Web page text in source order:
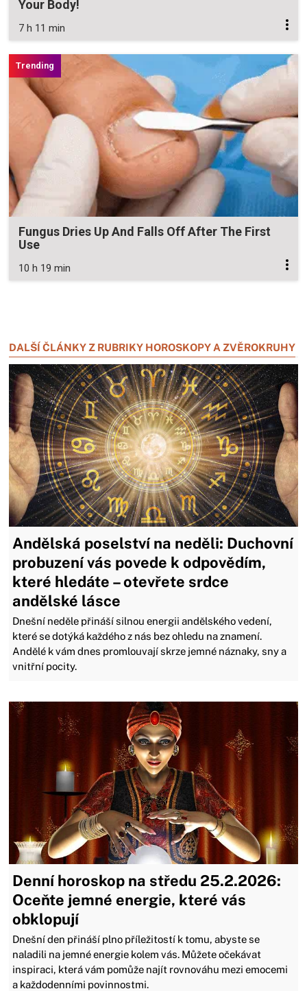
Your Body!
7 h 11 min
Fungus Dries Up And Falls Off After The First
Use
10 h 19 min
DALŠÍ ČLÁNKY Z RUBRIKY HOROSKOPY A ZVĚROKRUHY
Andělská poselství na neděli: Duchovní
probuzení vás povede k odpovědím,
které hledáte – otevřete srdce
andělské lásce
Dnešní neděle přináší silnou energii andělského vedení,
které se dotýká každého z nás bez ohledu na znamení.
Andělé k vám dnes promlouvají skrze jemné náznaky, sny a
vnitřní pocity.
Denní horoskop na středu 25.2.2026:
Oceňte jemné energie, které vás
obklopují
Dnešní den přináší plno příležitostí k tomu, abyste se
naladili na jemné energie kolem vás. Můžete očekávat
inspiraci, která vám pomůže najít rovnováhu mezi emocemi
a každodenními povinnostmi.